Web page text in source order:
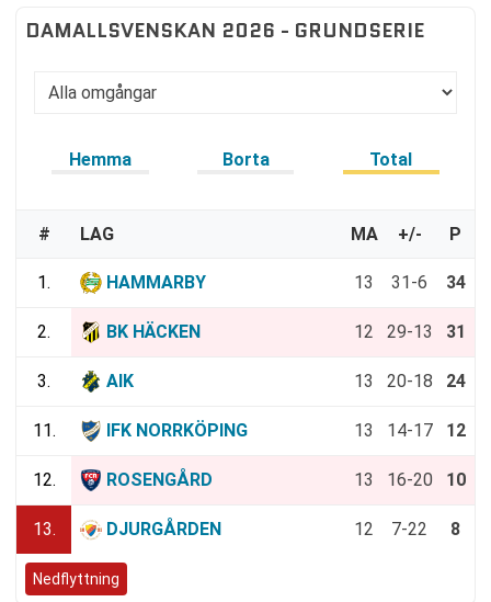
DAMALLSVENSKAN 2026 - GRUNDSERIE
Hemma Borta Total
# LAG MA +/- P
1. HAMMARBY 13 31-6 34
2. BK HÄCKEN 12 29-13 31
3. AIK 13 20-18 24
11. IFK NORRKÖPING 13 14-17 12
12. ROSENGÅRD 13 16-20 10
13. DJURGÅRDEN 12 7-22 8
Nedflyttning